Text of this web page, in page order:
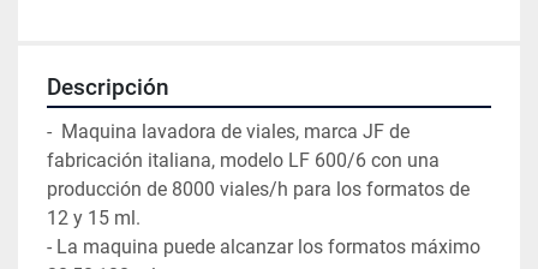
Descripción
-  Maquina lavadora de viales, marca JF de
fabricación italiana, modelo LF 600/6 con una
producción de 8000 viales/h para los formatos de
12 y 15 ml.
- La maquina puede alcanzar los formatos máximo